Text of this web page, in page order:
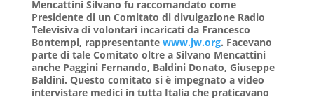
Mencattini Silvano fu raccomandato come
Presidente di un Comitato di divulgazione Radio
Televisiva di volontari incaricati da Francesco
Bontempi, rappresentante www.jw.org. Facevano
parte di tale Comitato oltre a Silvano Mencattini
anche Paggini Fernando, Baldini Donato, Giuseppe
Baldini. Questo comitato si è impegnato a video
intervistare medici in tutta Italia che praticavano